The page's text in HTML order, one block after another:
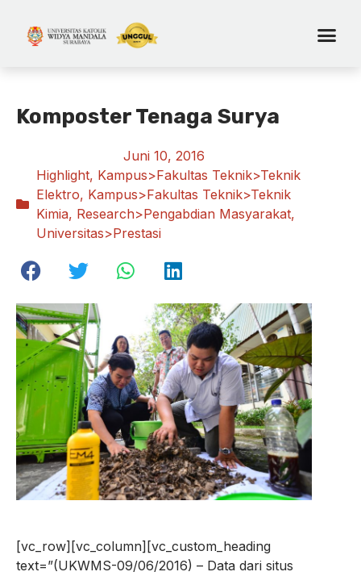
Komposter Tenaga Surya
Juni 10, 2016
Highlight, Kampus>Fakultas Teknik>Teknik
Elektro, Kampus>Fakultas Teknik>Teknik
Kimia, Research>Pengabdian Masyarakat,
Universitas>Prestasi
[vc_row][vc_column][vc_custom_heading
text=”(UKWMS-09/06/2016) – Data dari situs